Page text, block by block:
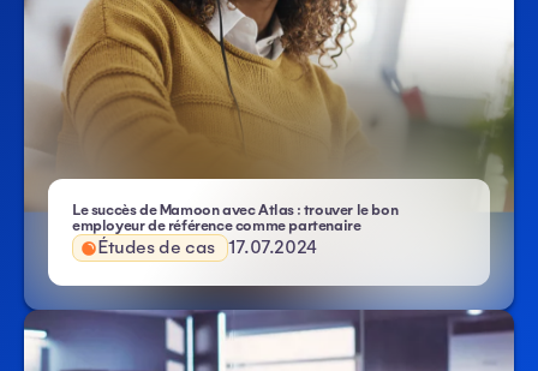
Le succès de Mamoon avec Atlas : trouver le bon
employeur de référence comme partenaire
Études de cas 17.07.2024